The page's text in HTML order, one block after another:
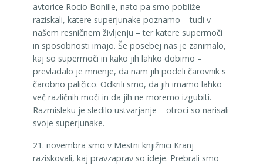
avtorice Rocio Bonille, nato pa smo pobliže
raziskali, katere superjunake poznamo – tudi v
našem resničnem življenju – ter katere supermoči
in sposobnosti imajo. Še posebej nas je zanimalo,
kaj so supermoči in kako jih lahko dobimo –
prevladalo je mnenje, da nam jih podeli čarovnik s
čarobno paličico. Odkrili smo, da jih imamo lahko
več različnih moči in da jih ne moremo izgubiti.
Razmisleku je sledilo ustvarjanje – otroci so narisali
svoje superjunake.
21. novembra smo v Mestni knjižnici Kranj
raziskovali, kaj pravzaprav so ideje. Prebrali smo